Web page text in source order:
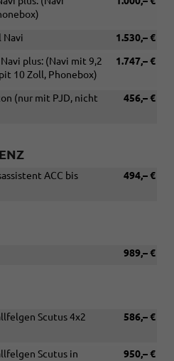
1.530,– €
Navi
1.747,– €
plus: (Navi mit 9,2
10 Zoll, Phonebox)
456,– €
(nur mit PJD, nicht
494,– €
ACC bis
989,– €
586,– €
Scutus 4x2
950,– €
Scutus in